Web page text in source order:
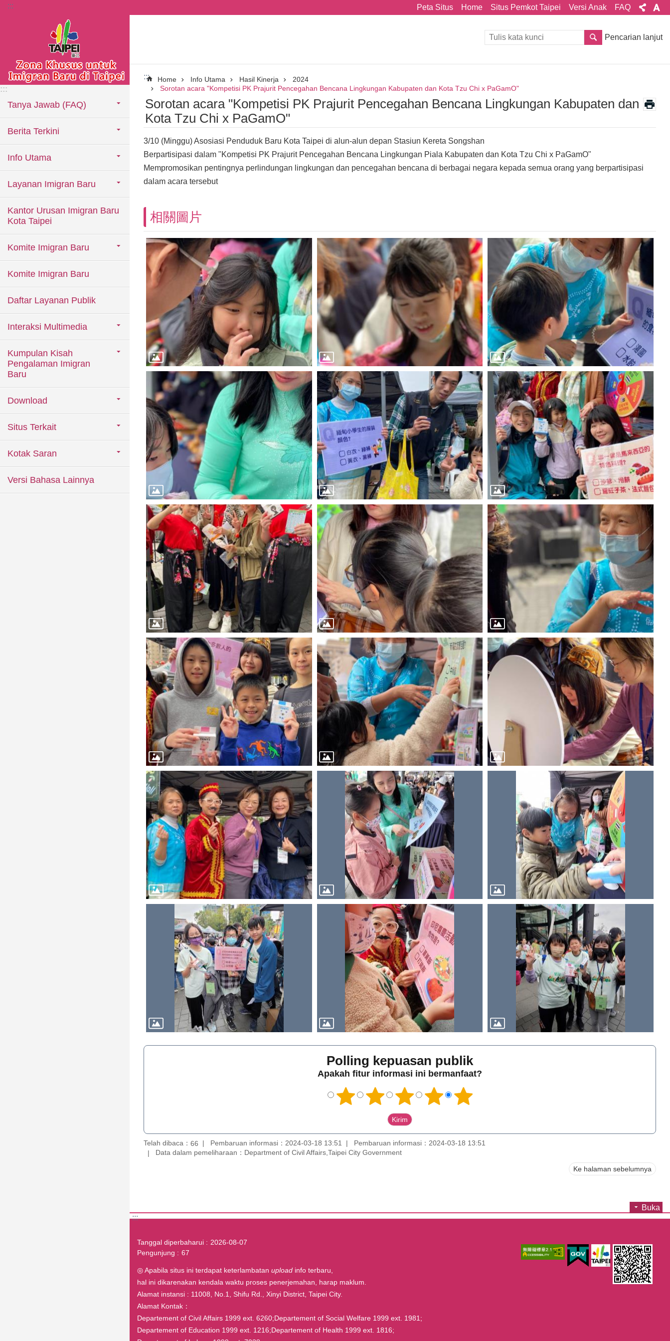
Lompat ke blok konten utama
::: Peta Situs Home Situs Pemkot Taipei Versi Anak FAQ
:::
Tanya Jawab (FAQ)
Berita Terkini
Info Utama
Layanan Imigran Baru
Kantor Urusan Imigran Baru
Kota Taipei
Komite Imigran Baru
Komite Imigran Baru
Daftar Layanan Publik
Interaksi Multimedia
Kumpulan Kisah
Pengalaman Imigran
Baru
Download
Situs Terkait
Kotak Saran
Versi Bahasa Lainnya
Pencarian lanjut
::: Home Info Utama Hasil Kinerja
2024
Sorotan acara "Kompetisi PK Prajurit Pencegahan Bencana Lingkungan Kabupaten dan Kota Tzu Chi x PaGamO"
Sorotan acara "Kompetisi PK Prajurit Pencegahan Bencana Lingkungan Kabupaten dan
Kota Tzu Chi x PaGamO"
3/10 (Minggu) Asosiasi Penduduk Baru Kota Taipei di alun-alun depan Stasiun Kereta Songshan
Berpartisipasi dalam "Kompetisi PK Prajurit Pencegahan Bencana Lingkungan Piala Kabupaten dan Kota Tzu Chi x PaGamO"
Mempromosikan pentingnya perlindungan lingkungan dan pencegahan bencana di berbagai negara kepada semua orang yang berpartisipasi
dalam acara tersebut
相關圖片
Polling kepuasan publik
Apakah fitur informasi ini bermanfaat?
Telah dibaca： 66 Pembaruan informasi：2024-03-18 13:51
Pembaruan informasi：2024-03-18 13:51
Data dalam pemeliharaan：Department of Civil Affairs,Taipei City Government
Ke halaman sebelumnya
Buka
:::
Tanggal diperbaharui
2026-08-07
Pengunjung
67
◎ Apabila situs ini terdapat keterlambatan upload info terbaru,
hal ini dikarenakan kendala waktu proses penerjemahan, harap maklum.
Alamat instansi : 11008, No.1, Shifu Rd., Xinyi District, Taipei City.
Alamat Kontak：
Departement of Civil Affairs 1999 ext. 6260;Departement of Social Welfare 1999 ext. 1981;
Departement of Education 1999 ext. 1216;Departement of Health 1999 ext. 1816;